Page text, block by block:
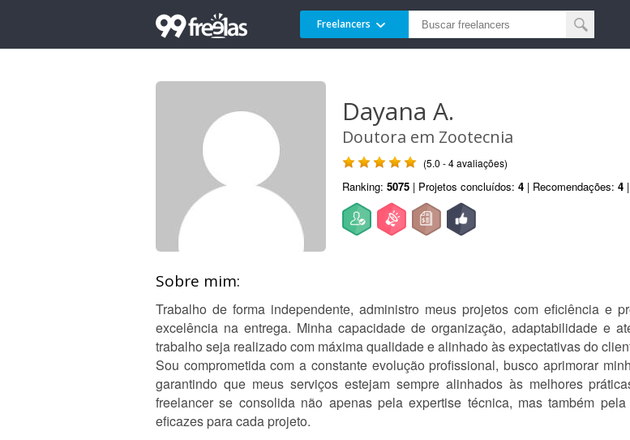
Freelancers
Dayana A.
Doutora em Zootecnia
(5.0 - 4 avaliações)
Ranking: 5075 | Projetos concluídos: 4 | Recomendações: 4
Sobre mim:
Trabalho de forma independente, administro meus projetos com eficiência e
excelência na entrega. Minha capacidade de organização, adaptabilidade e
trabalho seja realizado com máxima qualidade e alinhado às expectativas do
Sou comprometida com a constante evolução profissional, busco aprimorar
garantindo que meus serviços estejam sempre alinhados às melhores
freelancer se consolida não apenas pela expertise técnica, mas também
eficazes para cada projeto.